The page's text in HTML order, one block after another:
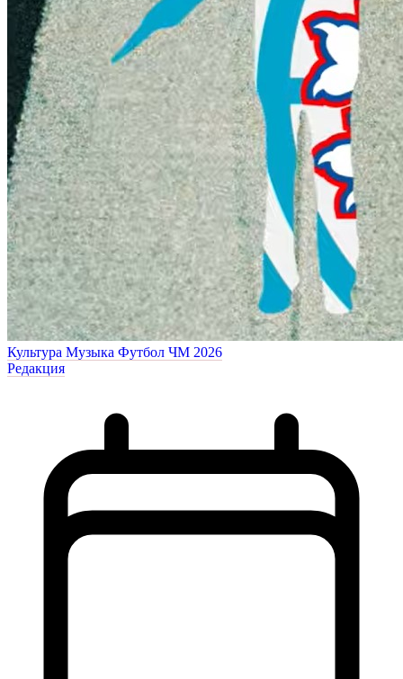
Культура Музыка Футбол ЧМ 2026
Редакция